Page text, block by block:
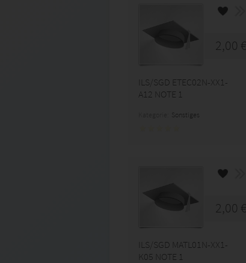
2,00 €
ILS/SGD ETEC02N-XX1-
A12 NOTE 1
Sonstiges
2,00 €
ILS/SGD MATL01N-XX1-
K05 NOTE 1